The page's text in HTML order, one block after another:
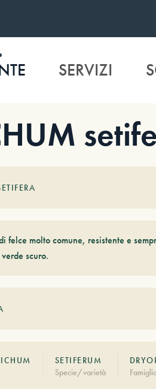
SERVIZI
felce molto comune, resistente e
scuro.
SETIFERUM
Specie/varietà